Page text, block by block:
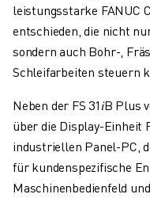
leistungsstarke FANUC
entschieden, die nicht
sondern auch Bohr-,
Schleifarbeiten steuern
Neben der FS 31𝑖B
über die Display-Einheit
industriellen Panel-PC,
für kundenspezifische
Maschinenbedienfeld